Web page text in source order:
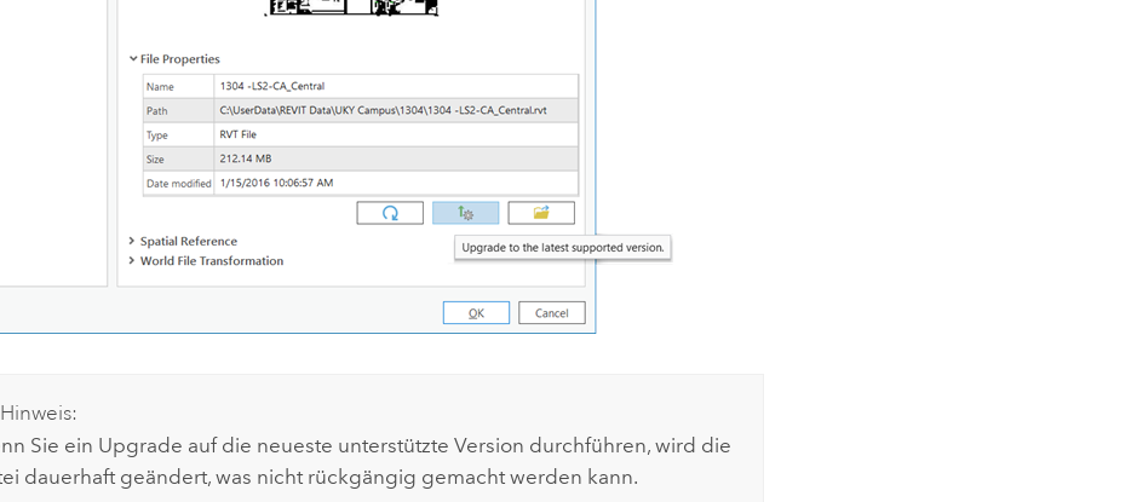
Hinweis:
Sie ein Upgrade auf die neueste unterstützte Version durchführen, wird die
dauerhaft geändert, was nicht rückgängig gemacht werden kann.